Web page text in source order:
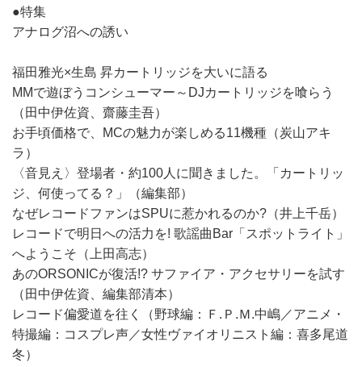
●特集
アナログ沼への誘い
福田雅光×生島 昇カートリッジを大いに語る
MMで遊ぼうコンシューマー～DJカートリッジを喰らう
（田中伊佐資、齋藤圭吾）
お手頃価格で、MCの魅力が楽しめる11機種（炭山アキ
ラ）
〈音見え〉登場者・約100人に聞きました。「カートリッ
ジ、何使ってる？」（編集部）
なぜレコードファンはSPUに惹かれるのか?（井上千岳）
レコードで明日への活力を! 歌謡曲Bar「スポットライト」
へようこそ（上田高志）
あのORSONICが復活!? サファイア・アクセサリーを試す
（田中伊佐資、編集部清本）
レコード偏愛道を往く（野球編：Ｆ.Ｐ.Ｍ.中嶋／アニメ・
特撮編：コスプレ声／女性ヴァイオリニスト編：喜多尾道
冬）